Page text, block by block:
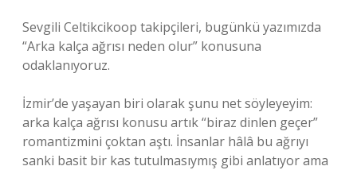
Sevgili Celtikcikoop takipçileri, bugünkü yazımızda
“Arka kalça ağrısı neden olur” konusuna
odaklanıyoruz.
İzmir’de yaşayan biri olarak şunu net söyleyeyim:
arka kalça ağrısı konusu artık “biraz dinlen geçer”
romantizmini çoktan aştı. İnsanlar hâlâ bu ağrıyı
sanki basit bir kas tutulmasıymış gibi anlatıyor ama